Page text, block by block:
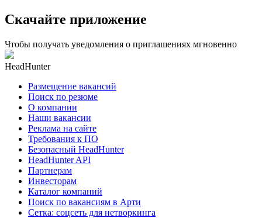
Скачайте приложение
Чтобы получать уведомления о приглашениях мгновенно
HeadHunter
Размещение вакансий
Поиск по резюме
О компании
Наши вакансии
Реклама на сайте
Требования к ПО
Безопасный HeadHunter
HeadHunter API
Партнерам
Инвесторам
Каталог компаний
Поиск по вакансиям в Арти
Сетка: соцсеть для нетворкинга